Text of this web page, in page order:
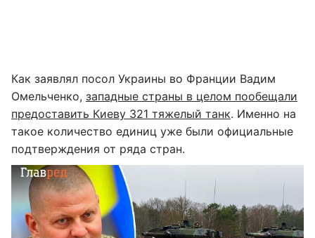
Как заявлял посол Украины во Франции Вадим
Омельченко, западные страны в целом пообещали
предоставить Киеву 321 тяжелый танк. Именно на
такое количество единиц уже были официальные
подтверждения от ряда стран.